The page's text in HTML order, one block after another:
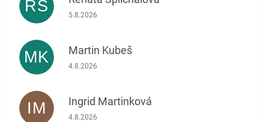
RŠ Hodnocení obchodu je 5 z 5 hvězdiček.
5.8.2026
MK Martin Kubeš
Hodnocení obchodu je 5 z 5 hvězdiček.
4.8.2026
IM Ingrid Martinková
Hodnocení obchodu je 5 z 5 hvězdiček.
4.8.2026